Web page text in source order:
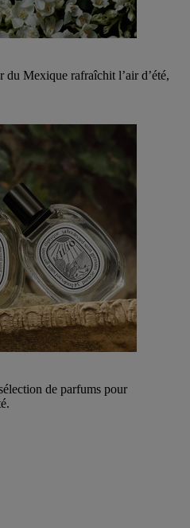
du Mexique rafraîchit l’air d’été,
de parfums pour